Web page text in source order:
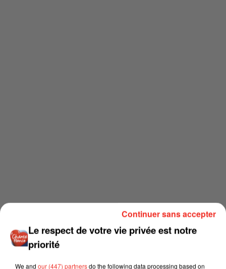
Le respect de votre vie privée est notre
priorité
We and our (447) partnersdo the following data processing based on
Continuer sans accepter